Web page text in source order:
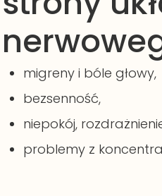
migreny i bóle głowy,
bezsenność,
niepokój,
problemy z